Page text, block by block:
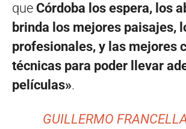
que Córdoba los espera, los
brinda los mejores paisajes,
profesionales, y las mejores
técnicas para poder llevar
películas».
GUILLERMO